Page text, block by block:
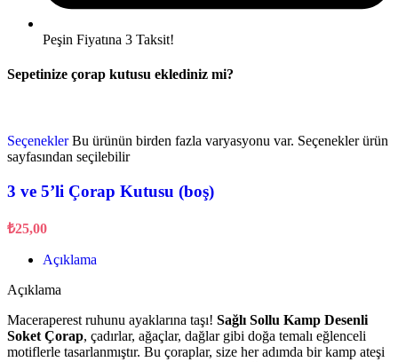
Peşin Fiyatına 3 Taksit!
Sepetinize çorap kutusu eklediniz mi?
Seçenekler Bu ürünün birden fazla varyasyonu var. Seçenekler ürün
sayfasından seçilebilir
3 ve 5’li Çorap Kutusu (boş)
₺25,00
Açıklama
Açıklama
Maceraperest ruhunu ayaklarına taşı! Sağlı Sollu Kamp Desenli
Soket Çorap, çadırlar, ağaçlar, dağlar gibi doğa temalı eğlenceli
motiflerle tasarlanmıştır. Bu çoraplar, size her adımda bir kamp ateşi